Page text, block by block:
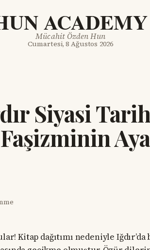
ACADEMY
Mücahit Özden Hun
Cumartesi, 8 Ağustos 2026
Siyasi
Kitap dağıtımı nedeniyle